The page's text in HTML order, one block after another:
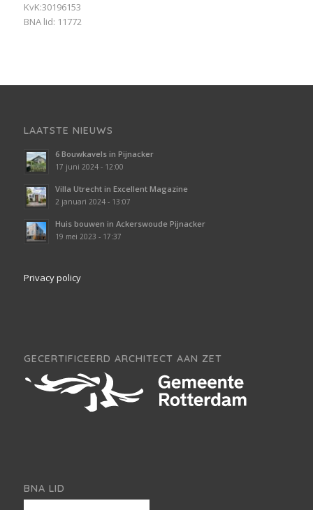
KvK:30196153
BNA lid: 11772
LAATSTE NIEUWS
6 Bouwkavels in Pijnacker
17 juni 2024 - 12:00
Villa Utrecht in Excellent Magazine
2 januari 2024 - 13:07
Huis bouwen in Ackerswoude Pijnacker
19 mei 2023 - 17:37
Privacy policy
GECERTIFICEERD ARCHITECT AAN ZET
BNA LID